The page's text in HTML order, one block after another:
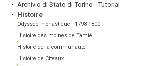
Archivio di Stato di Torino - Tutorial
Histoire
Odyssée monastique - 1798-1800
Histoire des moines de Tamié
Histoire de la communauté
Histoire de Cîteaux